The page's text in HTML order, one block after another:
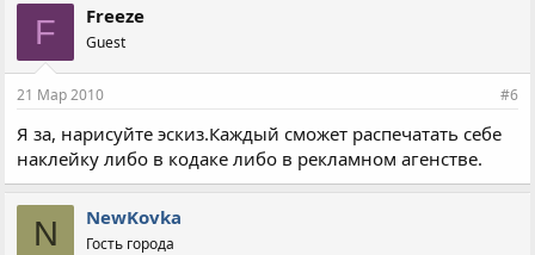
F Freeze
Guest
21 Мар 2010 #6
Я за, нарисуйте эскиз.Каждый сможет распечатать себе
наклейку либо в кодаке либо в рекламном агенстве.
N NewKovka
Гость города